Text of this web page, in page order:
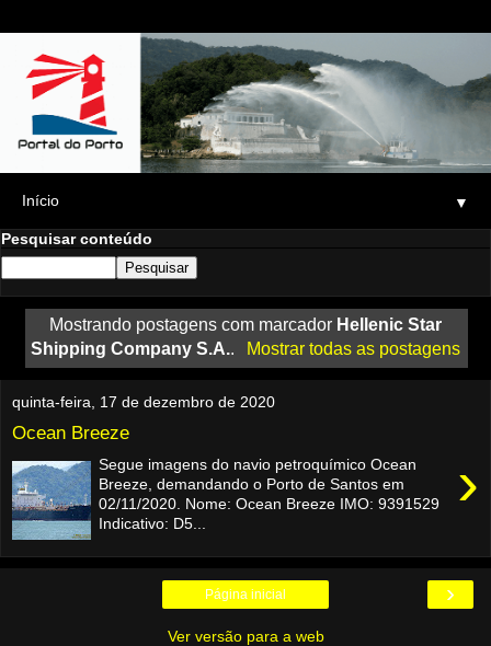
▼
Pesquisar conteúdo
Mostrando postagens com marcador Hellenic Star
Shipping Company S.A.. Mostrar todas as postagens
quinta-feira, 17 de dezembro de 2020
Ocean Breeze
›
Segue imagens do navio petroquímico Ocean
Breeze, demandando o Porto de Santos em
02/11/2020. Nome: Ocean Breeze IMO: 9391529
Indicativo: D5...
›
Página inicial
Ver versão para a web